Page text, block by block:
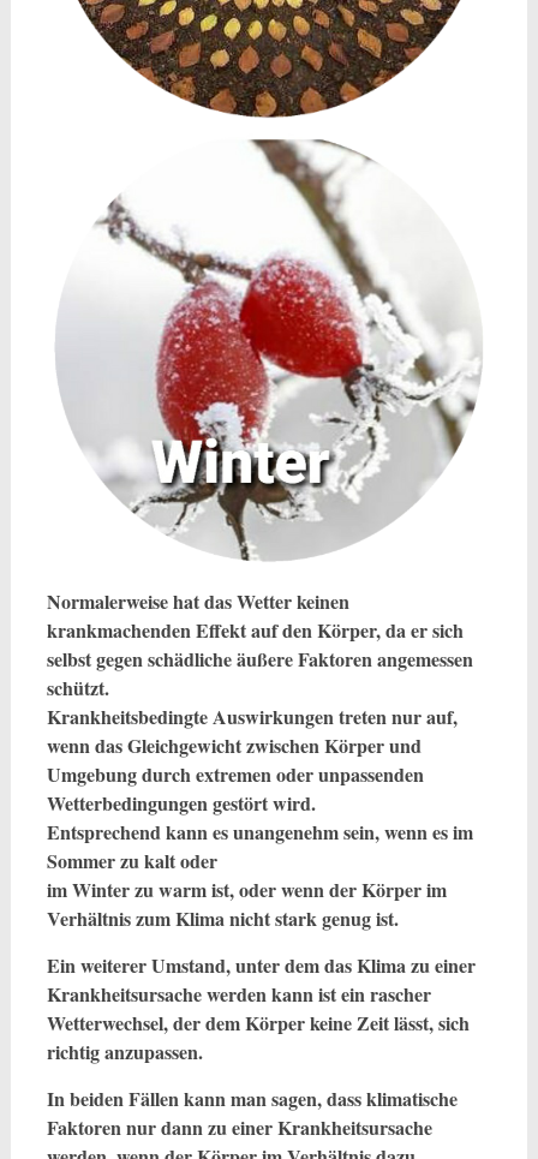
Normalerweise hat das Wetter keinen
krankmachenden Effekt auf den Körper, da er sich
selbst gegen schädliche äußere Faktoren angemessen
schützt.
Krankheitsbedingte Auswirkungen treten nur auf,
wenn das Gleichgewicht zwischen Körper und
Umgebung durch extremen oder unpassenden
Wetterbedingungen gestört wird.
Entsprechend kann es unangenehm sein, wenn es im
Sommer zu kalt oder
im Winter zu warm ist, oder wenn der Körper im
Verhältnis zum Klima nicht stark genug ist.
Ein weiterer Umstand, unter dem das Klima zu einer
Krankheitsursache werden kann ist ein rascher
Wetterwechsel, der dem Körper keine Zeit lässt, sich
richtig anzupassen.
In beiden Fällen kann man sagen, dass klimatische
Faktoren nur dann zu einer Krankheitsursache